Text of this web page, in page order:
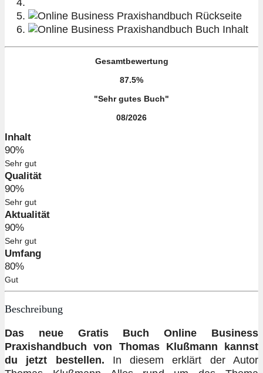
Gesamtbewertung
87.5%
"Sehr gutes Buch"
08/2026
Inhalt
90%
Sehr gut
Qualität
90%
Sehr gut
Aktualität
90%
Sehr gut
Umfang
80%
Gut
Beschreibung
Das neue Gratis Buch Online Business
Praxishandbuch von Thomas Klußmann kannst
du jetzt bestellen. In diesem erklärt der Autor